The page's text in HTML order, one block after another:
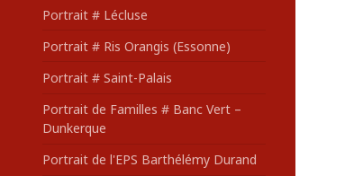
Portrait # Lécluse
Portrait # Ris Orangis (Essonne)
Portrait # Saint-Palais
Portrait de Familles # Banc Vert –
Dunkerque
Portrait de l'EPS Barthélémy Durand